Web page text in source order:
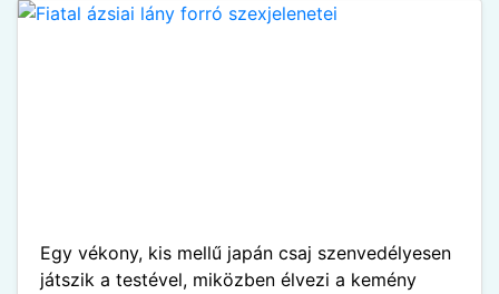
Egy vékony, kis mellű japán csaj szenvedélyesen
játszik a testével, miközben élvezi a kemény